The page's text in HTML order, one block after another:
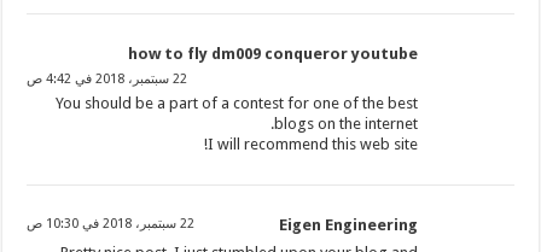
how to fly dm009 conqueror youtube
22 سبتمبر، 2018 في 4:42 ص
You should be a part of a contest for one of the best
blogs on the internet.
I will recommend this web site!
Eigen Engineering 22 سبتمبر، 2018 في 10:30 ص